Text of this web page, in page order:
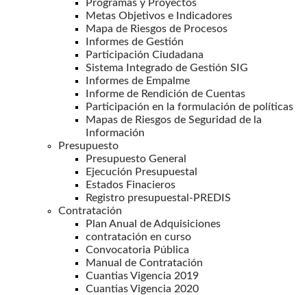
Programas y Proyectos
Metas Objetivos e Indicadores
Mapa de Riesgos de Procesos
Informes de Gestión
Participación Ciudadana
Sistema Integrado de Gestión SIG
Informes de Empalme
Informe de Rendición de Cuentas
Participación en la formulación de políticas
Mapas de Riesgos de Seguridad de la
Información
Presupuesto
Presupuesto General
Ejecución Presupuestal
Estados Finacieros
Registro presupuestal-PREDIS
Contratación
Plan Anual de Adquisiciones
contratación en curso
Convocatoria Pública
Manual de Contratación
Cuantias Vigencia 2019
Cuantias Vigencia 2020